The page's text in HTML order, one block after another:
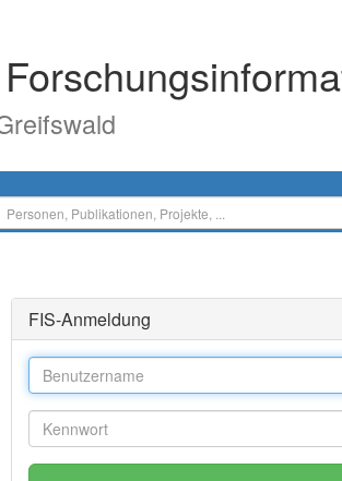
FIS-Anmeldung